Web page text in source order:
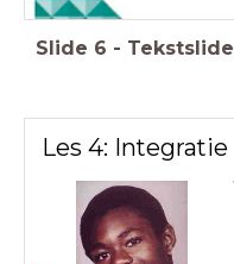
Slide 6 - Tekstslide
Les 4: Integratie